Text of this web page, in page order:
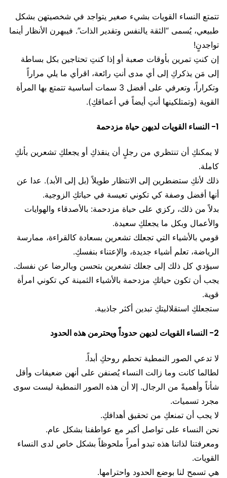
تتمتع النساء القويات بشيء صغير يتواجد في شخصيتهن بشكل
طبيعي، يُسمى “الثقة يالنفس وتقدير الذات”. فيبهرن الأنظار أينما
تواجدنٍ!
إن كنتِ تمرين بأوقات صعبة أو إذا كنتِ تحتاجين بكل بساطة
إلى مَن يذكركِ إلى أي مدى أنتِ رائعة، اقرأي ما يلي مراراً
وتكراراً، وتعرفي على أفضل 3 سمات أساسية تتمتع بها المرأة
القوية (وتمتلكينها أنتِ أيضاً في أعماقكِ).
1- النساء القويات لديهن حياة مزدحمة
لا يمكنكِ أن تنتظري من رجلٍ أن ينقذكِ أو يجعلكِ تشعرين بأنكِ
كاملة.
ذلك لأنكِ ستضطرين إلى الانتظار طويلاً (بل إلى الأبد). عدا عن
أنها أفضل وصفة كي تكوني تعيسة في حياتكِ الزوجية.
بدلاً من ذلك، ركزي على حياة مزدحمة: بالأصدقاء والهوايات
والأعمال وبكل ما يجعلكِ سعيدة.
قومي بالأشياء التي تجعلك تشعرين بسعادة كالقراءة، ممارسة
الرياضة، تعلم أشياء جديدة، والإعتناء بنفسكِ.
سيؤدي كل ذلك إلى جعلك تشعرين بتحسن وبالرضا عن نفسك.
يجب أن تكون حياتكِ مزدحمة بالأشياء الثمينة كي تكوني امرأة
قوية.
ستجعلكِ استقلاليتكِ تبدين أكثر جاذبية.
2- النساء القويات لديهن حدوداً ويحترمن هذه الحدود
لا تدعي الصور النمطية تحطم روحكِ أبداً.
لطالما كانت وما زالت النساء يُصنفن على أنهن ضعيفات وأقل
شأناً وأهميةً من الرجال. إلا أن هذه الصور النمطية ليست سوى
مجرد تسميات.
لا يجب أن تمنعكِ من تحقيق أهدافكِ.
نحن النساء على تواصل أكبر مع عواطفنا بشكل عام.
ومعرفتنا لذاتنا هذه تبدو أمراً ملحوظاً بشكل خاص لدى النساء
القويات.
هي تسمح لنا بوضع الحدود واحترامها.